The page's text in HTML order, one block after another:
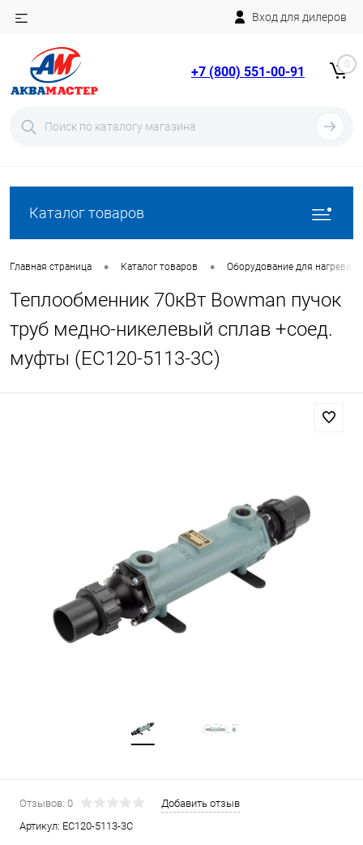
Вход для дилеров
+7 (800) 551-00-91 0
Каталог товаров
Главная страница • Каталог товаров • Оборудование для нагрева
Теплообменник 70кВт Bowman пучок
труб медно-никелевый сплав +соед.
муфты (EC120-5113-3C)
Отзывов: 0
Добавить отзыв
Артикул: EC120-5113-3C